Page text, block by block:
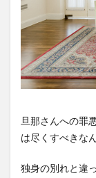
旦那さんへの罪
は尽くすべきなん
独身の別れと違